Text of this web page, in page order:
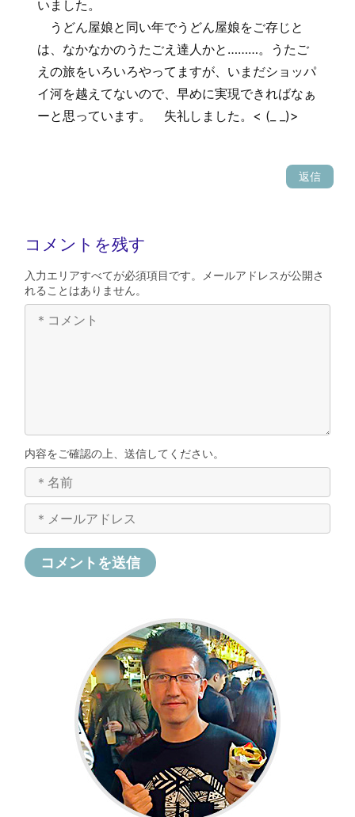
いました。
うどん屋娘と同い年でうどん屋娘をご存じと
は、なかなかのうたごえ達人かと………。うたご
えの旅をいろいろやってますが、いまだショッパ
イ河を越えてないので、早めに実現できればなぁ
ーと思っています。 失礼しました。< (_ _)>
返信
コメントを残す
入力エリアすべてが必須項目です。メールアドレスが公開さ
れることはありません。
内容をご確認の上、送信してください。